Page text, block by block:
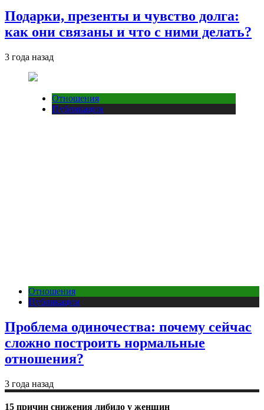
Подарки, презенты и чувство долга:
как они связаны и что с ними делать?
3 года назад
Отношения
Публикации
Отношения
Публикации
Проблема одиночества: почему сейчас
сложно построить нормальные
отношения?
3 года назад
15 причин снижения либидо у женщин